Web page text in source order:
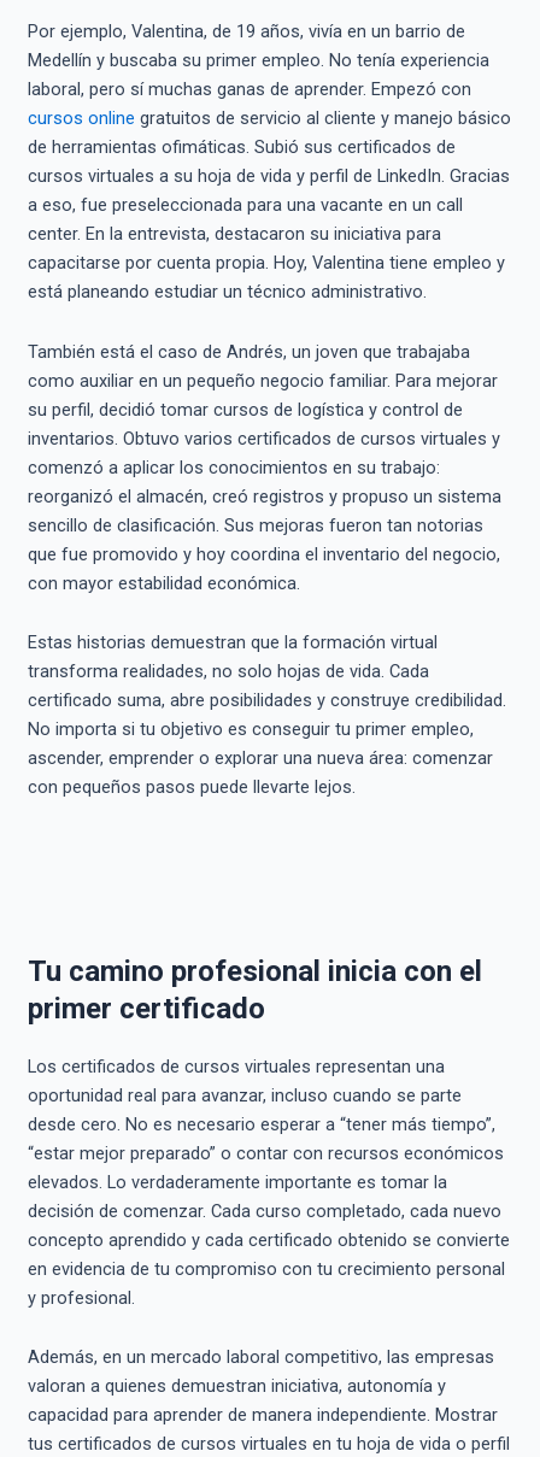
Por ejemplo, Valentina, de 19 años, vivía en un barrio de
Medellín y buscaba su primer empleo. No tenía experiencia
laboral, pero sí muchas ganas de aprender. Empezó con
cursos online gratuitos de servicio al cliente y manejo básico
de herramientas ofimáticas. Subió sus certificados de
cursos virtuales a su hoja de vida y perfil de LinkedIn. Gracias
a eso, fue preseleccionada para una vacante en un call
center. En la entrevista, destacaron su iniciativa para
capacitarse por cuenta propia. Hoy, Valentina tiene empleo y
está planeando estudiar un técnico administrativo.
También está el caso de Andrés, un joven que trabajaba
como auxiliar en un pequeño negocio familiar. Para mejorar
su perfil, decidió tomar cursos de logística y control de
inventarios. Obtuvo varios certificados de cursos virtuales y
comenzó a aplicar los conocimientos en su trabajo:
reorganizó el almacén, creó registros y propuso un sistema
sencillo de clasificación. Sus mejoras fueron tan notorias
que fue promovido y hoy coordina el inventario del negocio,
con mayor estabilidad económica.
Estas historias demuestran que la formación virtual
transforma realidades, no solo hojas de vida. Cada
certificado suma, abre posibilidades y construye credibilidad.
No importa si tu objetivo es conseguir tu primer empleo,
ascender, emprender o explorar una nueva área: comenzar
con pequeños pasos puede llevarte lejos.
Tu camino profesional inicia con el
primer certificado
Los certificados de cursos virtuales representan una
oportunidad real para avanzar, incluso cuando se parte
desde cero. No es necesario esperar a “tener más tiempo”,
“estar mejor preparado” o contar con recursos económicos
elevados. Lo verdaderamente importante es tomar la
decisión de comenzar. Cada curso completado, cada nuevo
concepto aprendido y cada certificado obtenido se convierte
en evidencia de tu compromiso con tu crecimiento personal
y profesional.
Además, en un mercado laboral competitivo, las empresas
valoran a quienes demuestran iniciativa, autonomía y
capacidad para aprender de manera independiente. Mostrar
tus certificados de cursos virtuales en tu hoja de vida o perfil